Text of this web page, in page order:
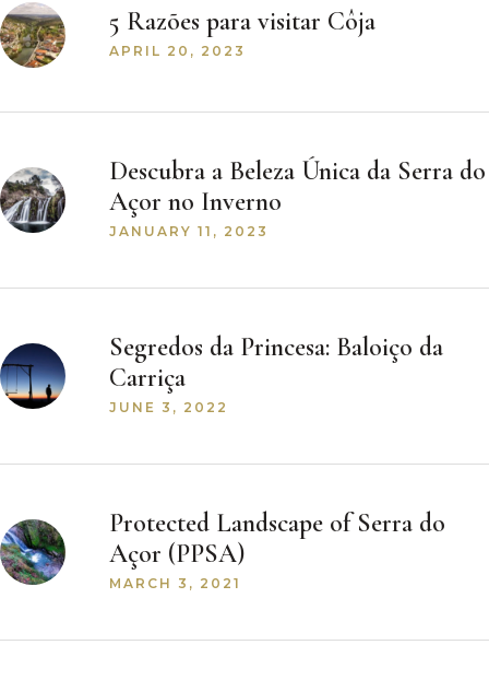
5 Razões para visitar Côja
APRIL 20, 2023
Descubra a Beleza Única da Serra do
Açor no Inverno
JANUARY 11, 2023
Segredos da Princesa: Baloiço da
Carriça
JUNE 3, 2022
Protected Landscape of Serra do
Açor (PPSA)
MARCH 3, 2021